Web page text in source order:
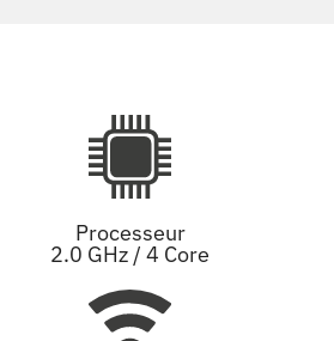
Processeur
2.0 GHz / 4 Core